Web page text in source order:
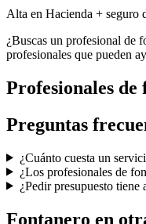
Alta en Hacienda + seguro
¿Buscas un profesional de
profesionales que pueden
Profesionales de
Preguntas
¿Cuánto cuesta un
¿Los profesionales de
¿Pedir presupuesto tiene
Fontanero en